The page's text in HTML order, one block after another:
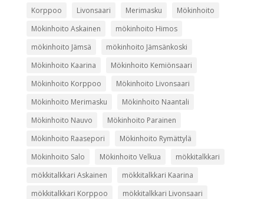
Korppoo
Livonsaari Merimasku
Mökinhoito
Mökinhoito Askainen
mökinhoito Himos
mökinhoito Jämsä
mökinhoito Jämsänkoski
Mökinhoito Kaarina
Mökinhoito Kemiönsaari
Mökinhoito Korppoo
Mökinhoito Livonsaari
Mökinhoito Merimasku
Mökinhoito Naantali
Mökinhoito Nauvo
Mökinhoito Parainen
Mökinhoito Raasepori
Mökinhoito Rymättylä
Mökinhoito Salo
Mökinhoito Velkua
mökkitalkkari
mökkitalkkari Askainen
mökkitalkkari Kaarina
mökkitalkkari Korppoo
mökkitalkkari Livonsaari